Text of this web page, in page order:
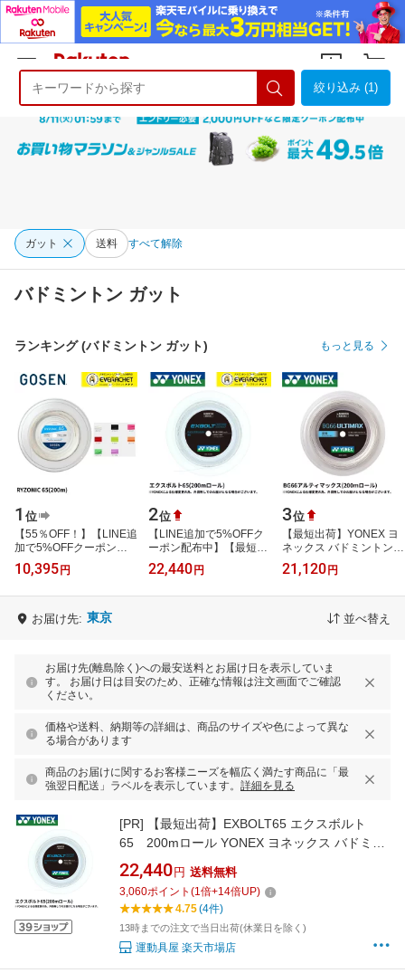
ようこそ 楽天市場へ ログイン
絞り込み (1)
ガット 送料 すべて解除
バドミントン ガット
ランキング (バドミントン ガット) もっと見る
1 位
【55％OFF！】【LINE追
加で5%OFFクーポン配
布中】【最短出荷】
GOSEN ゴーセン バドミ
10,395 円
2位
【LINE追加で5%OFFク
ーポン配布中】【最短出
荷】EXBOLT65 エクスボ
ルト65 200mロール
22,440 円
3位
【最短出荷】YONEX ヨ
ネックス バドミントン
バドミントンストリング
ガット BG66アルティマ
21,120 円
お届け先: 東京 並べ替え
お届け先(離島除く)への最安送料とお届け日を表示していま
す。 お届け日は目安のため、正確な情報は注文画面でご確認
ください。
価格や送料、納期等の詳細は、商品のサイズや色によって異な
る場合があります
商品のお届けに関するお客様ニーズを幅広く満たす商品に「最
強翌日配送」ラベルを表示しています。 詳細を見る
[PR]
【最短出荷】EXBOLT65 エクスボルト
65 200mロール YONEX ヨネックス バドミン
トン ストリング バドミントンガット BGXB65-
2
22,440 円 送料無料
3,060ポイント (1倍+14倍UP)
4.75(4件)
13時までの注文で当日出荷(休業日を除く)
運動具屋 楽天市場店